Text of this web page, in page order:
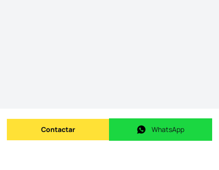
Enviar mensagem
Contactar WhatsApp
WhatsApp